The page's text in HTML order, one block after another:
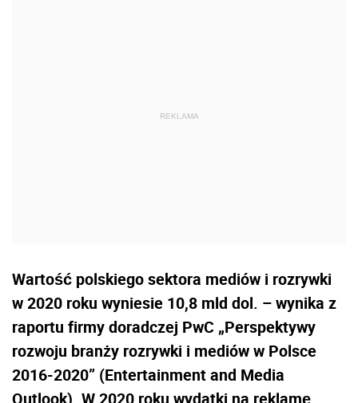
Wartość polskiego sektora mediów i rozrywki
w 2020 roku wyniesie 10,8 mld dol. – wynika z
raportu firmy doradczej PwC „Perspektywy
rozwoju branży rozrywki i mediów w Polsce
2016-2020” (Entertainment and Media